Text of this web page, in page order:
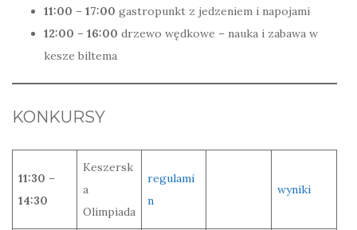
11:00 – 17:00 gastropunkt z jedzeniem i napojami
12:00 – 16:00 drzewo wędkowe – nauka i zabawa w
kesze biltema
KONKURSY
11:30 –
14:30
Keszersk
a
Olimpiada
regulami
n
wyniki